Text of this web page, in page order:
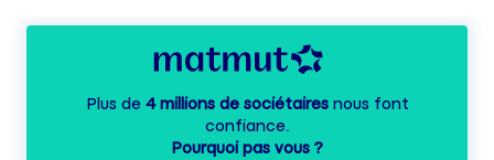
Plus de 4 millions de sociétairesnous font
confiance.
Pourquoi pas vous ?